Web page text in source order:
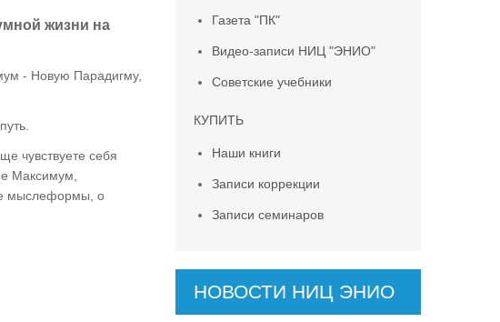
жизни на
- Новую Парадигму,
чувствуете себя
Максимум,
мыслеформы, о
Газета "ПК"
Видео-записи НИЦ "ЭНИО"
Советские учебники
КУПИТЬ
Наши книги
Записи коррекции
Записи семинаров
НОВОСТИ НИЦ ЭНИО